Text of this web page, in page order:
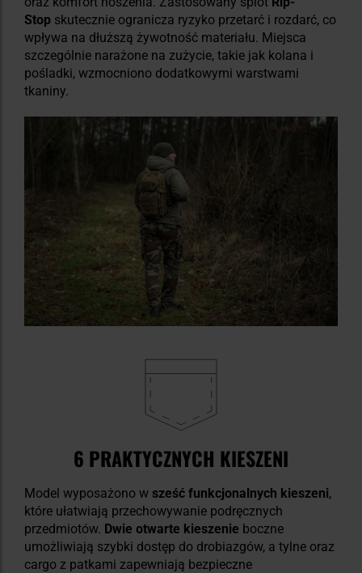
Stop skutecznie ogranicza ryzyko przetarć i rozdarć, co
wpływa na dłuższą żywotność materiału. Miejsca
szczególnie narażone na zużycie, takie jak kolana i
pośladki, wzmocniono dodatkowymi warstwami
tkaniny.
6 PRAKTYCZNYCH KIESZENI
Model wyposażono w sześć funkcjonalnych kieszeni,
które ułatwiają przechowywanie podręcznych
przedmiotów. Dwie otwarte kieszenie boczne
umożliwiają szybki dostęp do drobiazgów, a tylne oraz
cargo z patkami zapewniają bezpieczne